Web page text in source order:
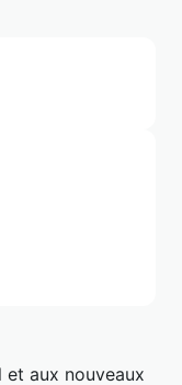
et aux nouveaux